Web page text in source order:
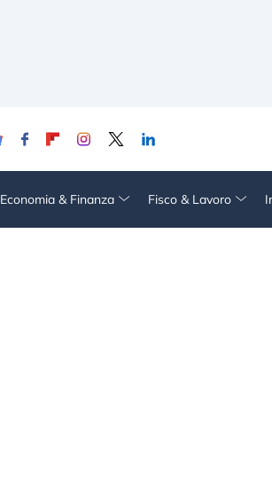
Economia & Finanza Fisco & Lavoro